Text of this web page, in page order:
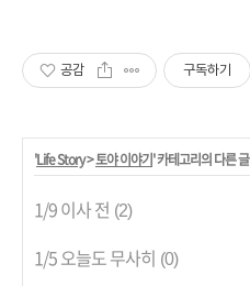
공감 구독하기
'Life Story>토야 이야기' 카테고리의 다른 글
1/9 이사 전 (2)
1/5 오늘도 무사히 (0)